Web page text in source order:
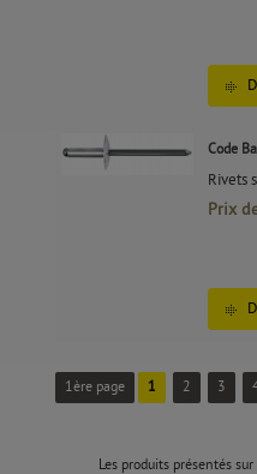
Code
Rivets
Prix
1ère page 1 2 3
Les produits présentés